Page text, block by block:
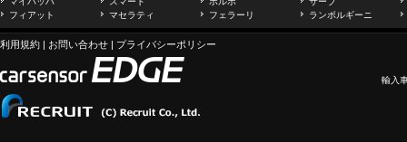
フィアット
マセラティ フェラーリ ランボルギーニ
利用規約 | お問い合わせ | プライバシーポリシー
輸入